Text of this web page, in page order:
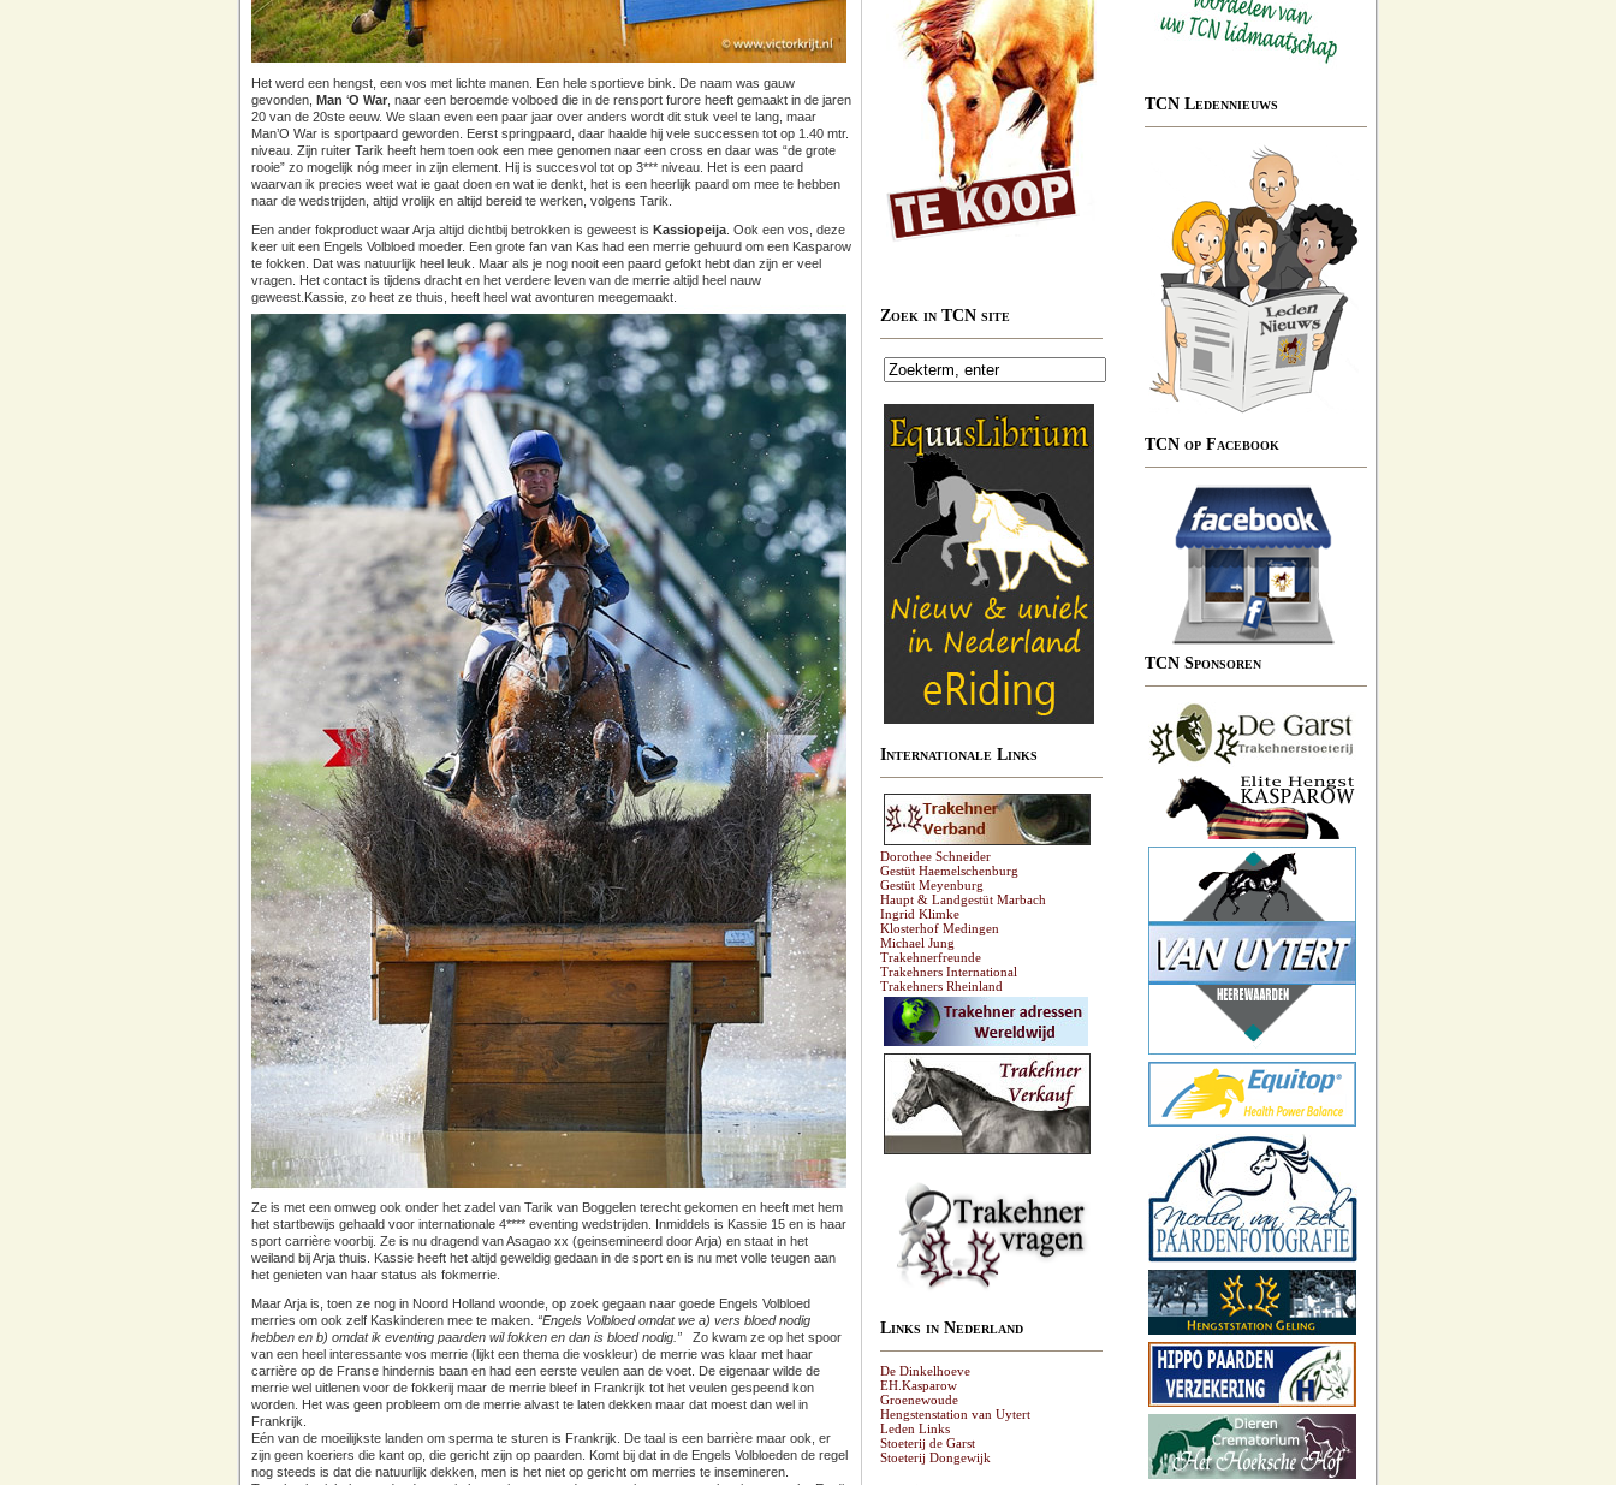
Het werd een hengst, een vos met lichte manen. Een hele sportieve bink. De naam was gauw
gevonden, Man ‘O War , naar een beroemde volboed die in de rensport furore heeft gemaakt in de jaren
20 van de 20ste eeuw. We slaan even een paar jaar over anders wordt dit stuk veel te lang, maar
Man’O War is sportpaard geworden. Eerst springpaard, daar haalde hij vele successen tot op 1.40 mtr.
niveau. Zijn ruiter Tarik heeft hem toen ook een mee genomen naar een cross en daar was “de grote
rooie” zo mogelijk nóg meer in zijn element. Hij is succesvol tot op 3*** niveau. Het is een paard
waarvan ik precies weet wat ie gaat doen en wat ie denkt, het is een heerlijk paard om mee te hebben
naar de wedstrijden, altijd vrolijk en altijd bereid te werken, volgens Tarik.
Een ander fokproduct waar Arja altijd dichtbij betrokken is geweest is Kassiopeija . Ook een vos, deze
keer uit een Engels Volbloed moeder. Een grote fan van Kas had een merrie gehuurd om een Kasparow
te fokken. Dat was natuurlijk heel leuk. Maar als je nog nooit een paard gefokt hebt dan zijn er veel
vragen. Het contact is tijdens dracht en het verdere leven van de merrie altijd heel nauw
geweest.Kassie, zo heet ze thuis, heeft heel wat avonturen meegemaakt.
Ze is met een omweg ook onder het zadel van Tarik van Boggelen terecht gekomen en heeft met hem
het startbewijs gehaald voor internationale 4**** eventing wedstrijden. Inmiddels is Kassie 15 en is haar
sport carrière voorbij. Ze is nu dragend van Asagao xx (geinsemineerd door Arja) en staat in het
weiland bij Arja thuis. Kassie heeft het altijd geweldig gedaan in de sport en is nu met volle teugen aan
het genieten van haar status als fokmerrie.
Maar Arja is, toen ze nog in Noord Holland woonde, op zoek gegaan naar goede Engels Volbloed
merries om ook zelf Kaskinderen mee te maken. “Engels Volbloed omdat we a) vers bloed nodig
hebben en b) omdat ik eventing paarden wil fokken en dan is bloed nodig.” Zo kwam ze op het spoor
van een heel interessante vos merrie (lijkt een thema die voskleur) de merrie was klaar met haar
carrière op de Franse hindernis baan en had een eerste veulen aan de voet. De eigenaar wilde de
merrie wel uitlenen voor de fokkerij maar de merrie bleef in Frankrijk tot het veulen gespeend kon
worden. Het was geen probleem om de merrie alvast te laten dekken maar dat moest dan wel in
Frankrijk.
Eén van de moeilijkste landen om sperma te sturen is Frankrijk. De taal is een barrière maar ook, er
zijn geen koeriers die kant op, die gericht zijn op paarden. Komt bij dat in de Engels Volbloeden de regel
nog steeds is dat die natuurlijk dekken, men is het niet op gericht om merries te insemineren.
Zoek in TCN site
Internationale Links
Dorothee Schneider
Gestüt Haemelschenburg
Gestüt Meyenburg
Haupt & Landgestüt Marbach
Ingrid Klimke
Klosterhof Medingen
Michael Jung
Trakehnerfreunde
Trakehners International
Trakehners Rheinland
Links in Nederland
De Dinkelhoeve
EH.Kasparow
Groenewoude
Hengstenstation van Uytert
Leden Links
Stoeterij de Garst
Stoeterij Dongewijk
TCN Ledennieuws
TCN op Facebook
TCN Sponsoren